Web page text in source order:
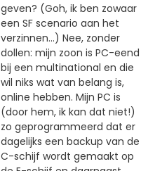
geven? (Goh, ik ben zowaar
een SF scenario aan het
verzinnen...) Nee, zonder
dollen: mijn zoon is PC-eend
bij een multinational en die
wil niks wat van belang is,
online hebben. Mijn PC is
(door hem, ik kan dat niet!)
zo geprogrammeerd dat er
dagelijks een backup van de
C-schijf wordt gemaakt op